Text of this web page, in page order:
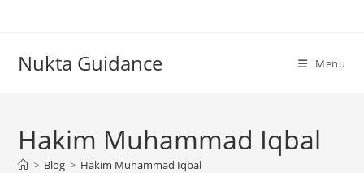
Nukta Guidance Menu
Hakim Muhammad Iqbal
> Blog > Hakim Muhammad Iqbal